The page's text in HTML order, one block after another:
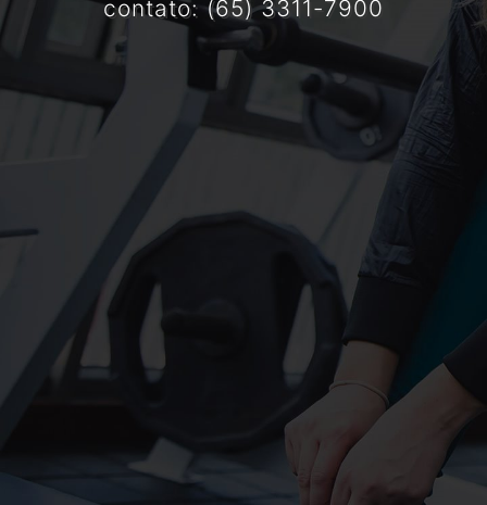
contato: (65) 3311-7900